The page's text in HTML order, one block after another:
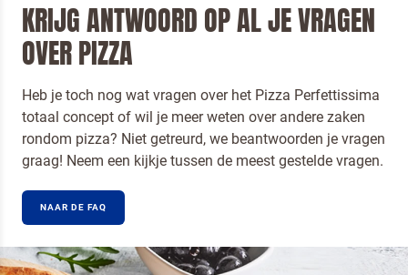
Terugbelverzoek
KRIJG ANTWOORD OP AL JE VRAGEN
OVER PIZZA
Heb je toch nog wat vragen over het Pizza Perfettissima
totaal concept of wil je meer weten over andere zaken
rondom pizza? Niet getreurd, we beantwoorden je vragen
graag! Neem een kijkje tussen de meest gestelde vragen.
NAAR DE FAQ